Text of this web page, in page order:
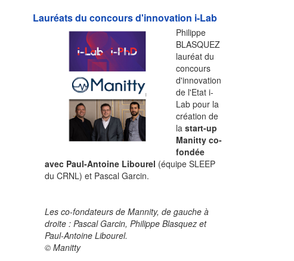
Lauréats du concours d'innovation i-Lab
Philippe
BLASQUEZ
lauréat du
concours
d'innovation
de l'Etat i-
Lab pour la
création de
la start-up
Manitty co-
fondée
avec Paul-Antoine Libourel (équipe SLEEP
du CRNL) et Pascal Garcin.
Les co-fondateurs de Mannity, de gauche à
droite : Pascal Garcin, Philippe Blasquez et
Paul-Antoine Libourel.
© Manitty